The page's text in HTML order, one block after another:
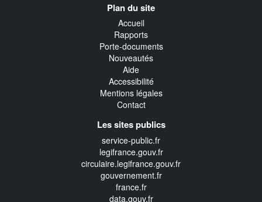
Plan du site
Accueil
Rapports
Porte-documents
Nouveautés
Aide
Accessibilité
Mentions légales
Contact
Les sites publics
service-public.fr
legifrance.gouv.fr
circulaire.legifrance.gouv.fr
gouvernement.fr
france.fr
data.gouv.fr